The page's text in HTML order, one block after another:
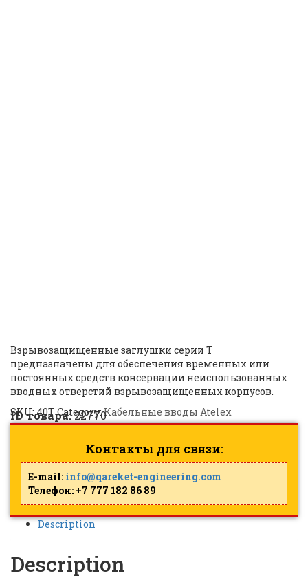
Взрывозащищенные заглушки серии Т
предназначены для обеспечения временных или
постоянных средств консервации неиспользованных
вводных отверстий взрывозащищенных корпусов.
SKU:40Т Category:Кабельные вводы Atelex
ID товара:22770
Контакты для связи:
E-mail: info@qareket-engineering.com
Телефон: +7 777 182 86 89
Description
Description